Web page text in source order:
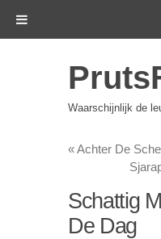
Waarschijnlijk de
«Achter De
Schattig
De Dag